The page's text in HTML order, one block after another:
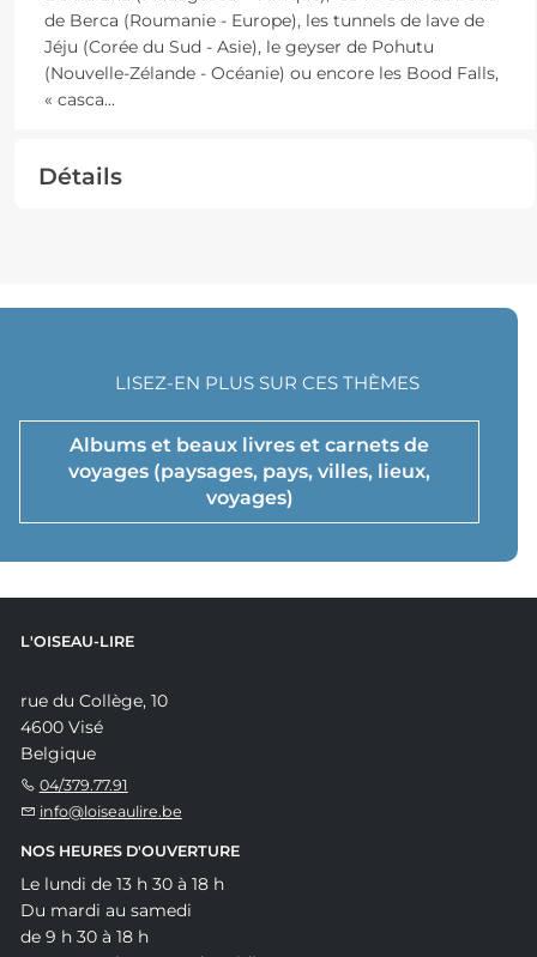
de Berca (Roumanie - Europe), les tunnels de lave de
Jéju (Corée du Sud - Asie), le geyser de Pohutu
(Nouvelle-Zélande - Océanie) ou encore les Bood Falls,
« casca...
Détails
Albums et beaux livres et carnets de
voyages (paysages, pays, villes, lieux,
voyages)
LISEZ-EN PLUS SUR CES THÈMES
L'OISEAU-LIRE
rue du Collège, 10
4600 Visé
Belgique
04/379.77.91
info@loiseaulire.be
NOS HEURES D'OUVERTURE
Le lundi de 13 h 30 à 18 h
Du mardi au samedi
de 9 h 30 à 18 h